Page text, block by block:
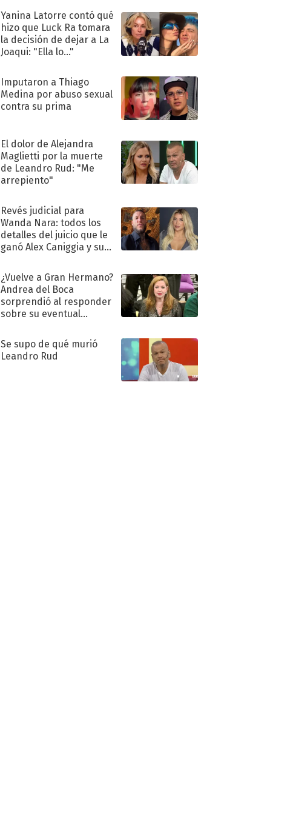
Yanina Latorre contó qué
hizo que Luck Ra tomara
la decisión de dejar a La
Joaqui: "Ella lo..."
Imputaron a Thiago
Medina por abuso sexual
contra su prima
El dolor de Alejandra
Maglietti por la muerte
de Leandro Rud: "Me
arrepiento"
Revés judicial para
Wanda Nara: todos los
detalles del juicio que le
ganó Alex Caniggia y sus
¿Vuelve a Gran Hermano?
Andrea del Boca
sorprendió al responder
sobre su eventual
Se supo de qué murió
Leandro Rud